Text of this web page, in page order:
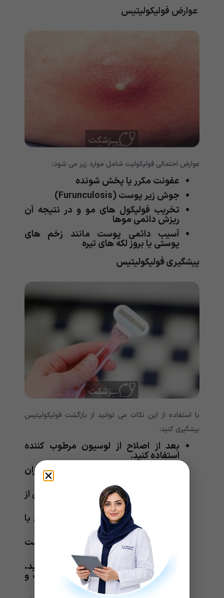
عوارض فولیکولیتیس
عوارض احتمالی فولیکولیت شامل موارد زیر می شود:
عفونت مکرر یا پخش شونده
جوش زیر پوست (Furunculosis)
تخریب فولیکول های مو و در نتیجه آن
ریزش دائمی موها
آسیب دائمی پوست مانند زخم های
پوستی یا بروز لکه های تیره
پیشگیری فولیکولیتیس
با استفاده از این نکات می توانید از بازگشت فولیکولیتیس
پیشگیری کنید:
بعد از اصلاح از لوسیون مرطوب کننده
استفاده کنید.
از تیغ، حوله و لباس های مشترک با دیگران
قبل از اصلاح از ژل اصلاح یا لوسیون قبل از
اصلاح استفاده کنید.
بعد از هر بار تیغ زدن، تیغ را به خوبی با
آب گرم شسته و آب کشی کنید.
سعی نکنید موهای زائد خود را از قسمت
انتهایی و نزدیک ریشه آن تیغ بزنید.
از پوشیدن لباس های تنگ خودداری کنید.
این کار به کاهش اصطکاک بین پوست و
لباس تان کمک خواهد کرد.